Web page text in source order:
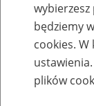
Zaproś
eZUS w
wybierzesz
będziemy
cookies. W
plików